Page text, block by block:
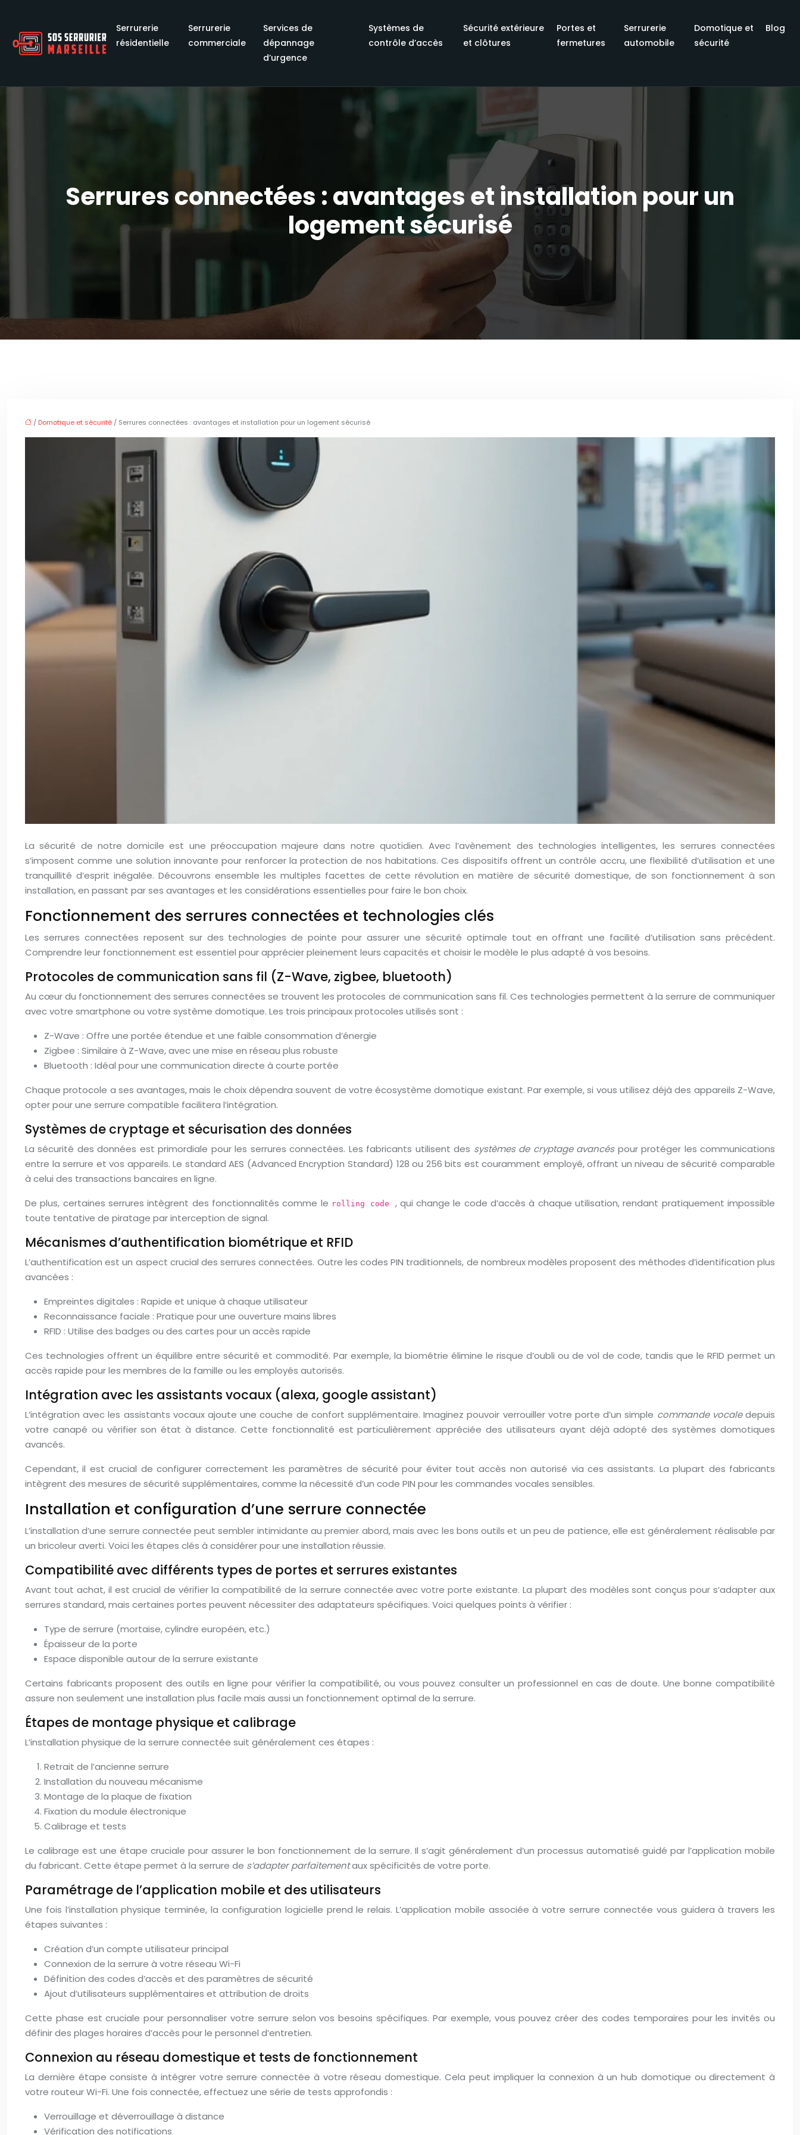
Serrurerie
résidentielle
Serrurerie
commerciale
Services de
dépannage
d’urgence
Systèmes de
contrôle d’accès
Sécurité extérieure
et clôtures
Portes et
fermetures
Serrurerie
automobile
Domotique et
sécurité
Blog
Serrures connectées : avantages et installation pour un
logement sécurisé
/ Domotique et sécurité / Serrures connectées : avantages et installation pour un logement sécurisé
La sécurité de notre domicile est une préoccupation majeure dans notre quotidien. Avec l’avènement des technologies intelligentes, les serrures connectées
s’imposent comme une solution innovante pour renforcer la protection de nos habitations. Ces dispositifs offrent un contrôle accru, une flexibilité d’utilisation et une
tranquillité d’esprit inégalée. Découvrons ensemble les multiples facettes de cette révolution en matière de sécurité domestique, de son fonctionnement à son
installation, en passant par ses avantages et les considérations essentielles pour faire le bon choix.
Fonctionnement des serrures connectées et technologies clés
Les serrures connectées reposent sur des technologies de pointe pour assurer une sécurité optimale tout en offrant une facilité d’utilisation sans précédent.
Comprendre leur fonctionnement est essentiel pour apprécier pleinement leurs capacités et choisir le modèle le plus adapté à vos besoins.
Protocoles de communication sans fil (Z-Wave, zigbee, bluetooth)
Au cœur du fonctionnement des serrures connectées se trouvent les protocoles de communication sans fil. Ces technologies permettent à la serrure de communiquer
avec votre smartphone ou votre système domotique. Les trois principaux protocoles utilisés sont :
Z-Wave : Offre une portée étendue et une faible consommation d’énergie
Zigbee : Similaire à Z-Wave, avec une mise en réseau plus robuste
Bluetooth : Idéal pour une communication directe à courte portée
Chaque protocole a ses avantages, mais le choix dépendra souvent de votre écosystème domotique existant. Par exemple, si vous utilisez déjà des appareils Z-Wave,
opter pour une serrure compatible facilitera l’intégration.
Systèmes de cryptage et sécurisation des données
La sécurité des données est primordiale pour les serrures connectées. Les fabricants utilisent des systèmes de cryptage avancés pour protéger les communications
entre la serrure et vos appareils. Le standard AES (Advanced Encryption Standard) 128 ou 256 bits est couramment employé, offrant un niveau de sécurité comparable
à celui des transactions bancaires en ligne.
De plus, certaines serrures intègrent des fonctionnalités comme le rolling code , qui change le code d’accès à chaque utilisation, rendant pratiquement impossible
toute tentative de piratage par interception de signal.
Mécanismes d’authentification biométrique et RFID
L’authentification est un aspect crucial des serrures connectées. Outre les codes PIN traditionnels, de nombreux modèles proposent des méthodes d’identification plus
avancées :
Empreintes digitales : Rapide et unique à chaque utilisateur
Reconnaissance faciale : Pratique pour une ouverture mains libres
RFID : Utilise des badges ou des cartes pour un accès rapide
Ces technologies offrent un équilibre entre sécurité et commodité. Par exemple, la biométrie élimine le risque d’oubli ou de vol de code, tandis que le RFID permet un
accès rapide pour les membres de la famille ou les employés autorisés.
Intégration avec les assistants vocaux (alexa, google assistant)
L’intégration avec les assistants vocaux ajoute une couche de confort supplémentaire. Imaginez pouvoir verrouiller votre porte d’un simple commande vocaledepuis
votre canapé ou vérifier son état à distance. Cette fonctionnalité est particulièrement appréciée des utilisateurs ayant déjà adopté des systèmes domotiques
avancés.
Cependant, il est crucial de configurer correctement les paramètres de sécurité pour éviter tout accès non autorisé via ces assistants. La plupart des fabricants
intègrent des mesures de sécurité supplémentaires, comme la nécessité d’un code PIN pour les commandes vocales sensibles.
Installation et configuration d’une serrure connectée
L’installation d’une serrure connectée peut sembler intimidante au premier abord, mais avec les bons outils et un peu de patience, elle est généralement réalisable par
un bricoleur averti. Voici les étapes clés à considérer pour une installation réussie.
Compatibilité avec différents types de portes et serrures existantes
Avant tout achat, il est crucial de vérifier la compatibilité de la serrure connectée avec votre porte existante. La plupart des modèles sont conçus pour s’adapter aux
serrures standard, mais certaines portes peuvent nécessiter des adaptateurs spécifiques. Voici quelques points à vérifier :
Type de serrure (mortaise, cylindre européen, etc.)
Épaisseur de la porte
Espace disponible autour de la serrure existante
Certains fabricants proposent des outils en ligne pour vérifier la compatibilité, ou vous pouvez consulter un professionnel en cas de doute. Une bonne compatibilité
assure non seulement une installation plus facile mais aussi un fonctionnement optimal de la serrure.
Étapes de montage physique et calibrage
L’installation physique de la serrure connectée suit généralement ces étapes :
Retrait de l’ancienne serrure
Installation du nouveau mécanisme
Montage de la plaque de fixation
Fixation du module électronique
Calibrage et tests
Le calibrage est une étape cruciale pour assurer le bon fonctionnement de la serrure. Il s’agit généralement d’un processus automatisé guidé par l’application mobile
du fabricant. Cette étape permet à la serrure de s’adapter parfaitementaux spécificités de votre porte.
Paramétrage de l’application mobile et des utilisateurs
Une fois l’installation physique terminée, la configuration logicielle prend le relais. L’application mobile associée à votre serrure connectée vous guidera à travers les
étapes suivantes :
Création d’un compte utilisateur principal
Connexion de la serrure à votre réseau Wi-Fi
Définition des codes d’accès et des paramètres de sécurité
Ajout d’utilisateurs supplémentaires et attribution de droits
Cette phase est cruciale pour personnaliser votre serrure selon vos besoins spécifiques. Par exemple, vous pouvez créer des codes temporaires pour les invités ou
définir des plages horaires d’accès pour le personnel d’entretien.
Connexion au réseau domestique et tests de fonctionnement
La dernière étape consiste à intégrer votre serrure connectée à votre réseau domestique. Cela peut impliquer la connexion à un hub domotique ou directement à
votre routeur Wi-Fi. Une fois connectée, effectuez une série de tests approfondis :
Verrouillage et déverrouillage à distance
Vérification des notifications